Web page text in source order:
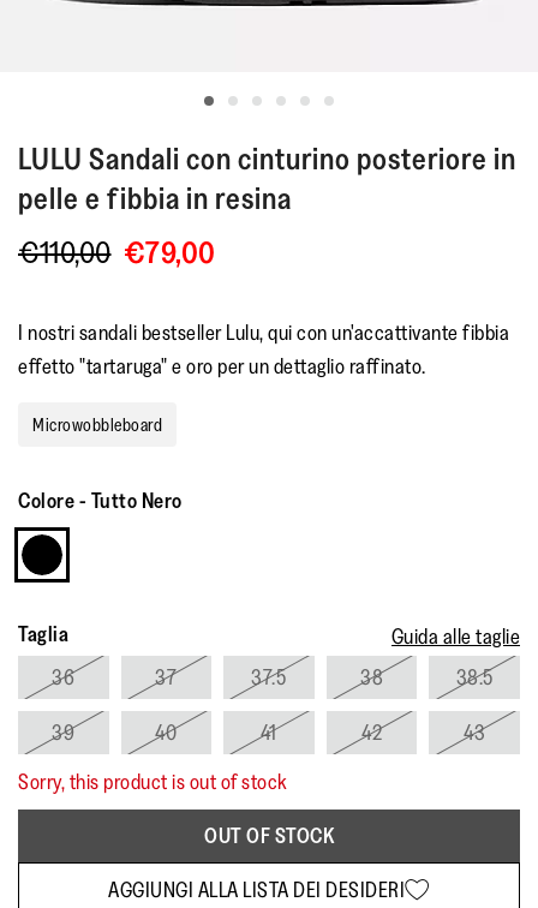
LULU Sandali con cinturino posteriore in
pelle e fibbia in resina
€110,00 €79,00
I nostri sandali bestseller Lulu, qui con un'accattivante fibbia
effetto "tartaruga" e oro per un dettaglio raffinato.
Microwobbleboard
Colore- Tutto Nero
Taglia
Guida alle taglie
36
37 37.5 38 38.5
39 40 41 42
43
Sorry, this product is out of stock
OUT OF STOCK
AGGIUNGI ALLA LISTA DEI DESIDERI